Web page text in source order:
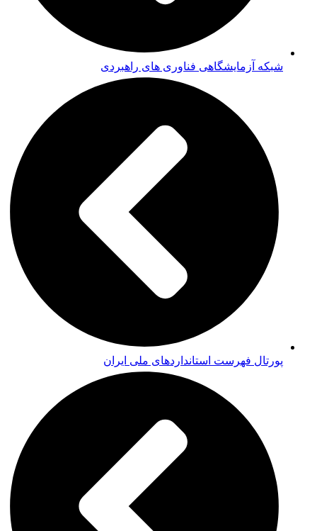
شبکه آزمایشگاهی فناوری های راهبردی
پورتال فهرست استانداردهای ملی ایران